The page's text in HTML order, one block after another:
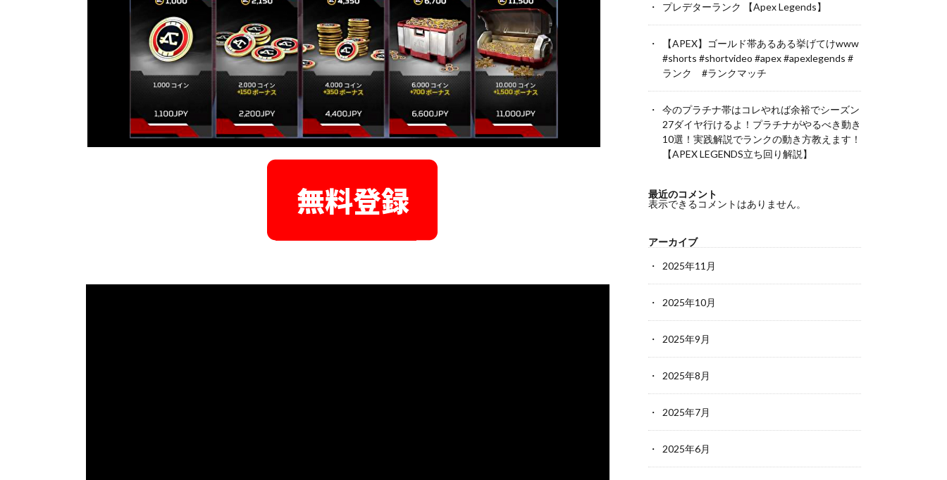
プレデターランク 【Apex Legends】
【APEX】ゴールド帯あるある挙げてけwww
#shorts #shortvideo #apex #apexlegends #
ランク #ランクマッチ
今のプラチナ帯はコレやれば余裕でシーズン
27ダイヤ行けるよ！プラチナがやるべき動き
10選！実践解説でランクの動き方教えます！
【APEX LEGENDS立ち回り解説】
最近のコメント
表示できるコメントはありません。
アーカイブ
2025年11月
2025年10月
2025年9月
2025年8月
2025年7月
2025年6月